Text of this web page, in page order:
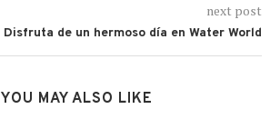
next post
Disfruta de un hermoso día en Water World
YOU MAY ALSO LIKE